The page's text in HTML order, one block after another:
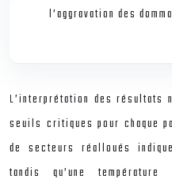
l’aggravation des
L’interprétation des résultats
seuils critiques pour chaque
de secteurs réalloués
tandis qu’une